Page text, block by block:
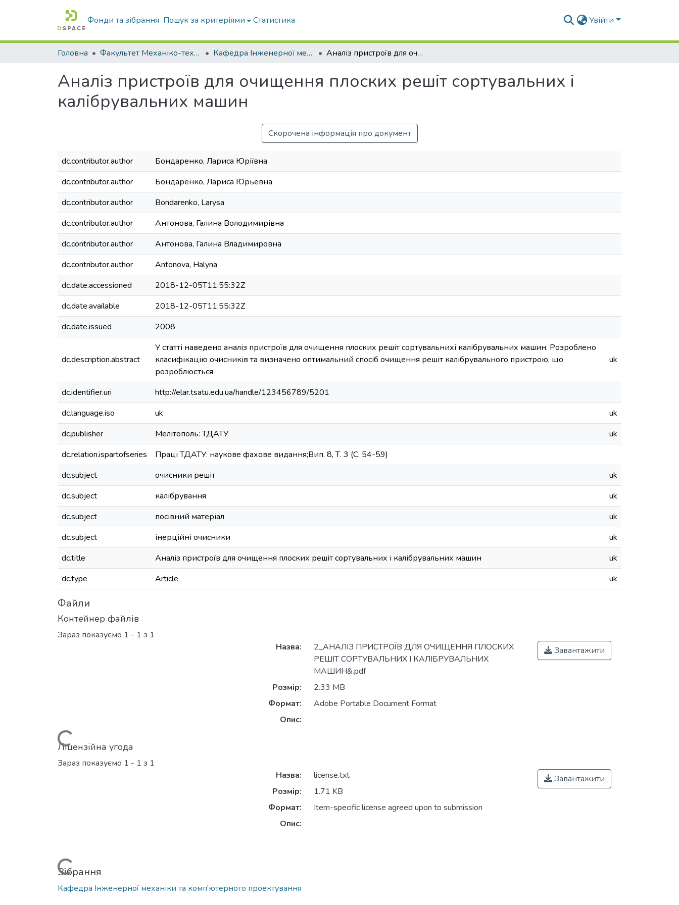
Фонди та зібрання Пошук за критеріями Статистика Увійти
Головна Факультет Механіко-технологічний Кафедра Інженерної механіки та комп'ютерного проектування Аналіз пристроїв для очищення плоских решіт сортувальних і калібрувальних машин
Аналіз пристроїв для очищення плоских решіт сортувальних і
калібрувальних машин
Скорочена інформація про документ
dc.contributor.author
Бондаренко, Лариса Юріївна
dc.contributor.author
Бондаренко, Лариса Юрьевна
dc.contributor.author
Bondarenko, Larysa
dc.contributor.author
Антонова, Галина Володимирівна
dc.contributor.author
Антонова, Галина Владимировна
dc.contributor.author
Antonova, Halyna
dc.date.accessioned
2018-12-05T11:55:32Z
dc.date.available
2018-12-05T11:55:32Z
dc.date.issued
2008
dc.description.abstract
У статті наведено аналіз пристроїв для очищення плоских решіт сортувальнихі калібрувальних машин. Розроблено
класифікацію очисників та визначено оптимальний спосіб очищення решіт калібрувального пристрою, що
розроблюється
uk
dc.identifier.uri
http://elar.tsatu.edu.ua/handle/123456789/5201
dc.language.iso
uk
uk
dc.publisher
Мелітополь: ТДАТУ
uk
dc.relation.ispartofseries
Праці ТДАТУ: наукове фахове видання;Вип. 8, Т. 3 (С. 54-59)
dc.subject
очисники решіт
uk
dc.subject
калібрування
uk
dc.subject
посівний матеріал
uk
dc.subject
інерційні очисники
uk
dc.title
Аналіз пристроїв для очищення плоских решіт сортувальних і калібрувальних машин
uk
dc.type
Article uk
Файли
Контейнер файлів
Зараз показуємо 1 - 1 з 1
Вантажиться...
Назва:
2_АНАЛІЗ ПРИСТРОЇВ ДЛЯ ОЧИЩЕННЯ ПЛОСКИХ
РЕШІТ СОРТУВАЛЬНИХ І КАЛІБРУВАЛЬНИХ
МАШИН&.pdf
Розмір:
2.33 MB
Формат:
Adobe Portable Document Format
Опис:
Завантажити
Ліцензійна угода
Зараз показуємо 1 - 1 з 1
Вантажиться...
Назва:
license.txt
Розмір:
1.71 KB
Формат:
Item-specific license agreed upon to submission
Опис:
Завантажити
Зібрання
Кафедра Інженерної механіки та комп'ютерного проектування